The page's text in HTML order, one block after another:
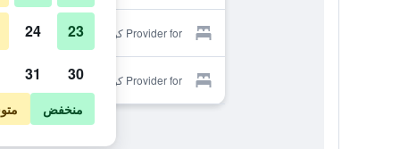
Provider for كومادوري سانسو
Provider for كومادوري سانسو
23
24
30
31
منخفض